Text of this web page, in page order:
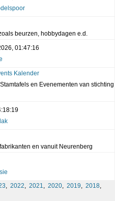
beurzen, hobbydagen e.d.
01:47:16
Kalender
en Evenementen van stichting
en vanuit Neurenberg
, 2022, 2021, 2020, 2019, 2018,